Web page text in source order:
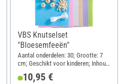
VBS Knutselset
"Bloesemfeeën"
Aantal onderdelen: 30; Grootte: 7
cm; Geschikt voor kinderen; Inhoud:
10,95 €